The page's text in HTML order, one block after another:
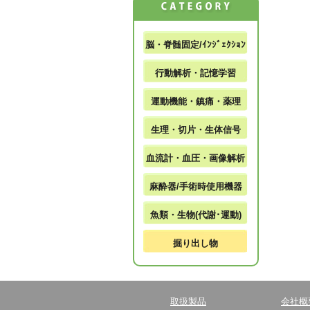
脳・脊髄固定/ｲﾝｼﾞｪｸｼｮﾝ
行動解析・記憶学習
運動機能・鎮痛・薬理
生理・切片・生体信号
血流計・血圧・画像解析
麻酔器/手術時使用機器
魚類・生物(代謝･運動)
掘り出し物
取扱製品 会社概